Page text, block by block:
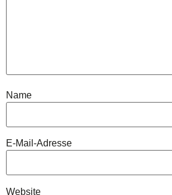
Name
E-Mail-Adresse
Website